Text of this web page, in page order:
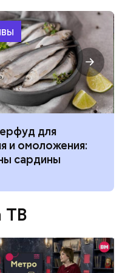
для
и омоложения:
сардины
ТВ